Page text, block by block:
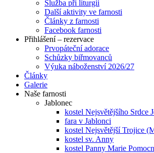
Služba při liturgii
Další aktivity ve farnosti
Články z farnosti
Facebook farnosti
Přihlášení – rezervace
Prvopáteční adorace
Schůzky biřmovanců
Výuka náboženství 2026/27
Články
Galerie
Naše farnosti
Jablonec
kostel Nejsvětějšího Srdce
fara v Jablonci
kostel Nejsvětější Trojice
kostel sv. Anny
kostel Panny Marie